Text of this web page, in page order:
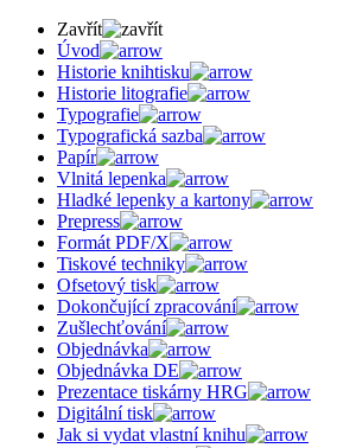
Zavřít
Úvod
Historie knihtisku
Historie litografie
Typografie
Typografická sazba
Papír
Vlnitá lepenka
Hladké lepenky a kartony
Prepress
Formát PDF/X
Tiskové techniky
Ofsetový tisk
Dokončující zpracování
Zušlechťování
Objednávka
Objednávka DE
Prezentace tiskárny HRG
Digitální tisk
Jak si vydat vlastní knihu